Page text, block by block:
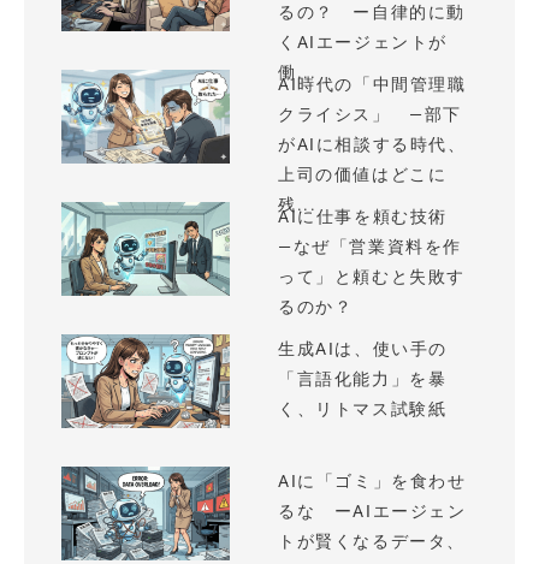
るの？ ー自律的に動
くAIエージェントが
働...
AI時代の「中間管理職
クライシス」 —部下
がAIに相談する時代、
上司の価値はどこに
残...
AIに仕事を頼む技術
—なぜ「営業資料を作
って」と頼むと失敗す
るのか？
生成AIは、使い手の
「言語化能力」を暴
く、リトマス試験紙
AIに「ゴミ」を食わせ
るな ーAIエージェン
トが賢くなるデータ、